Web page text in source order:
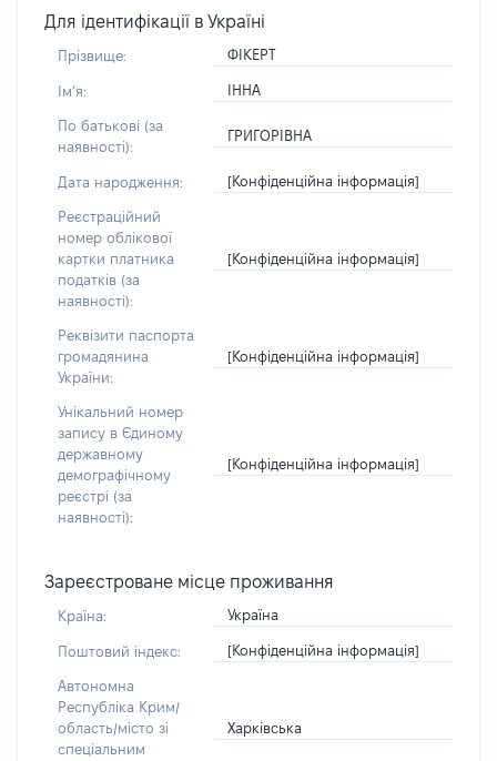
Для ідентифікації в Україні
Прізвище: ФІКЕРТ
Імʼя: ІННА
По батькові (за
наявності):
ГРИГОРІВНА
Дата народження: [Конфіденційна інформація]
Реєстраційний
номер облікової
картки платника
податків (за
наявності):
[Конфіденційна інформація]
Реквізити паспорта
громадянина
України:
[Конфіденційна інформація]
Унікальний номер
запису в Єдиному
державному
демографічному
реєстрі (за
наявності):
[Конфіденційна інформація]
Зареєстроване місце проживання
Країна: Україна
Поштовий індекс: [Конфіденційна інформація]
Автономна
Республіка Крим/
область/місто зі
спеціальним
Харківська